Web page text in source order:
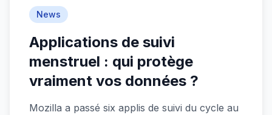
News
Applications de suivi
menstruel : qui protège
vraiment vos données ?
Mozilla a passé six applis de suivi du cycle au